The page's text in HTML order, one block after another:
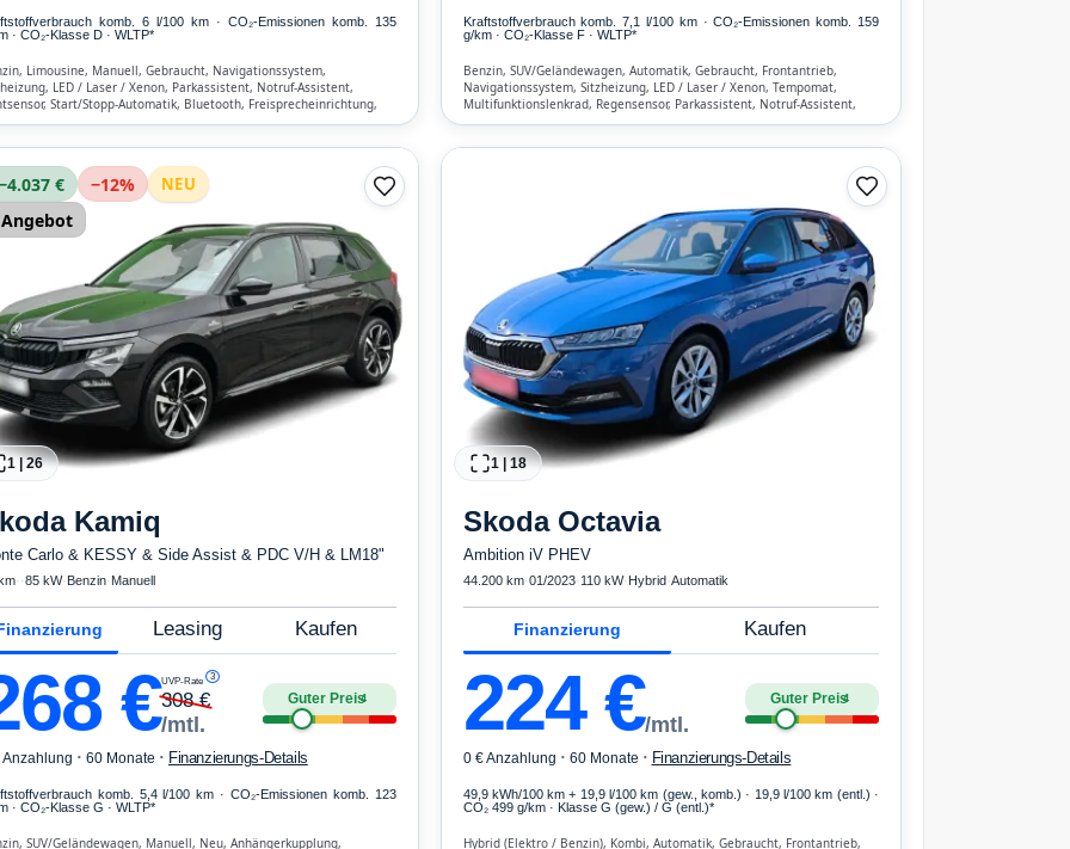
komb. 6 l/100 km · CO₂-Emissionen komb. 135
· CO₂-Klasse D · WLTP*
Limousine, Manuell, Gebraucht, Navigationssystem,
LED / Laser / Xenon, Parkassistent, Notruf-Assistent,
Start/Stopp-Automatik, Bluetooth, Freisprecheinrichtung,
ABS, Klimaanlage, Front-, Seiten- und weitere Airbags
Kraftstoffverbrauch komb. 7,1 l/100 km · CO₂-Emissionen komb. 159
g/km · CO₂-Klasse F · WLTP*
Benzin, SUV/Geländewagen, Automatik, Gebraucht, Frontantrieb,
Navigationssystem, Sitzheizung, LED / Laser / Xenon, Tempomat,
Multifunktionslenkrad, Regensensor, Parkassistent, Notruf-Assistent,
Lichtsensor, Start/Stopp-Automatik, Bluetooth, Freisprecheinrichtung,
€ −12% NEU
Angebot
1 |26
Kamiq
Carlo & KESSY & Side Assist & PDC V/H & LM18"
· ·85 kW· Benzin· Manuell
Leasing Kaufen
€UVP-Rate 3
308€
/mtl.
Guter Preis4
Anzahlung · 60 Monate · Finanzierungs-Details
komb. 5,4 l/100 km · CO₂-Emissionen komb. 123
· CO₂-Klasse G · WLTP*
SUV/Geländewagen, Manuell, Neu, Anhängerkupplung,
1 |18
Skoda Octavia
Ambition iV PHEV
44.200 km·01/2023· 110 kW· Hybrid·Automatik
Finanzierung Kaufen
224€/mtl.
Guter Preis4
0 € Anzahlung · 60 Monate · Finanzierungs-Details
49,9 kWh/100 km + 19,9 l/100 km (gew., komb.) · 19,9 l/100 km (entl.) ·
CO₂ 499 g/km · Klasse G (gew.) / G (entl.)*
Hybrid (Elektro / Benzin), Kombi, Automatik, Gebraucht, Frontantrieb,